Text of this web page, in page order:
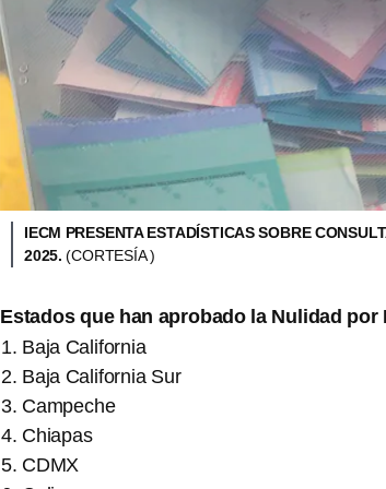
IECM PRESENTA ESTADÍSTICAS SOBRE
2025.(CORTESÍA )
Estados que han aprobado la Nulidad por
Baja California
Baja California Sur
Campeche
Chiapas
CDMX